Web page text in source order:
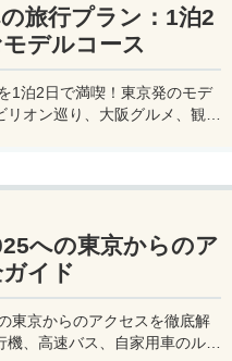
旅行プラン：1泊2
デルコース
1泊2日で満喫！東京発のモデ
リオン巡り、大阪グルメ、観光
への東京からのア
イド
東京からのアクセスを徹底解
、高速バス、自家用車のルー